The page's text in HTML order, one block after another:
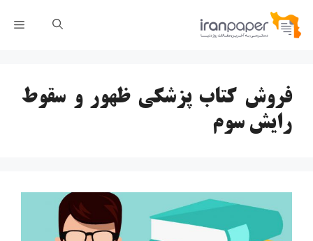
پرش
فروش کتاب پزشکی ظهور و سقوط
رایش سوم